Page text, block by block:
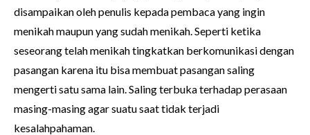
disampaikan oleh penulis kepada pembaca yang ingin
menikah maupun yang sudah menikah. Seperti ketika
seseorang telah menikah tingkatkan berkomunikasi dengan
pasangan karena itu bisa membuat pasangan saling
mengerti satu sama lain. Saling terbuka terhadap perasaan
masing-masing agar suatu saat tidak terjadi
kesalahpahaman.